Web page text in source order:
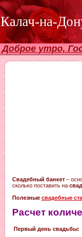
Калач-на-
Доброе утро,
Свадебный банкет–
сколько поставить на
Полезные свадебные
Расчет
Первый день свадьбы: